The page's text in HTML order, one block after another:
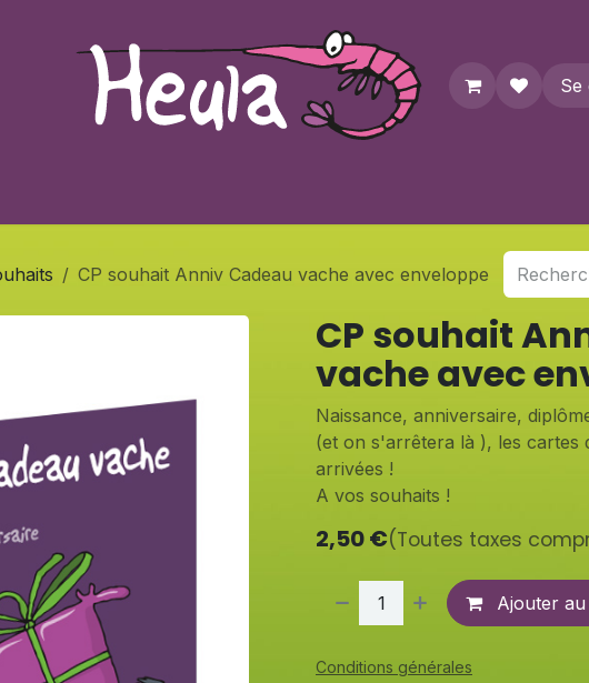
Se
CP souhait Anniv Cadeau vache avec enveloppe
CP souhait
vache avec
Naissance, anniversaire,
(et on s'arrêtera là ), les cartes
arrivées !
A vos souhaits !
2,50€(Toutes taxes
Ajouter
Conditions générales